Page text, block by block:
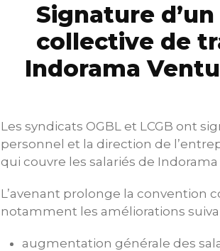
Signature
collective de
Indorama
Les syndicats OGBL et LCGB ont
personnel et la direction de
qui couvre les salariés de
L’avenant prolonge la convention
notamment les améliorations
augmentation générale des